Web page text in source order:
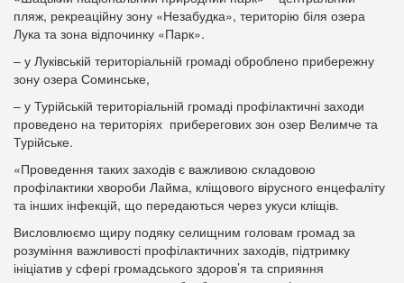
пляж, рекреаційну зону «Незабудка», територію біля озера
Лука та зона відпочинку «Парк».
– у Луківській територіальній громаді оброблено прибережну
зону озера Соминське,
– у Турійській територіальній громаді профілактичні заходи
проведено на територіях приберегових зон озер Велимче та
Турійське.
«Проведення таких заходів є важливою складовою
профілактики хвороби Лайма, кліщового вірусного енцефаліту
та інших інфекцій, що передаються через укуси кліщів.
Висловлюємо щиру подяку селищним головам громад за
розуміння важливості профілактичних заходів, підтримку
ініціатив у сфері громадського здоров’я та сприяння